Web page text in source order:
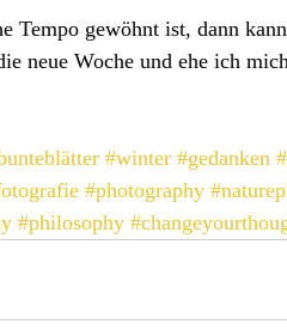
Tempo gewöhnt ist, dann
neue Woche und ehe ich
#winter #gedanken
#photography
#philosophy